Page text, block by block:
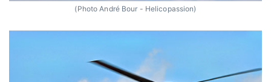
(Photo André Bour - Helicopassion)